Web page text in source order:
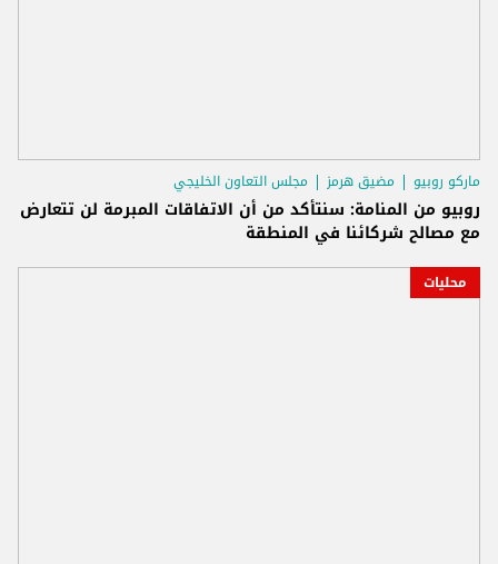
ماركو روبيو مضيق هرمز مجلس التعاون الخليجي
روبيو من المنامة: سنتأكد من أن الاتفاقات المبرمة لن تتعارض
مع مصالح شركائنا في المنطقة
محليات